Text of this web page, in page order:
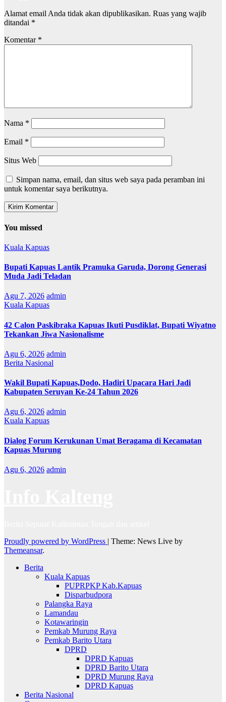
Alamat email Anda tidak akan dipublikasikan. Ruas yang wajib
ditandai *
Komentar *
Nama *
Email *
Situs Web
Simpan nama, email, dan situs web saya pada peramban ini
untuk komentar saya berikutnya.
You missed
Kuala Kapuas
Bupati Kapuas Lantik Pramuka Garuda, Dorong Generasi
Muda Jadi Teladan
Agu 7, 2026 admin
Kuala Kapuas
42 Calon Paskibraka Kapuas Ikuti Pusdiklat, Bupati Wiyatno
Tekankan Jiwa Nasionalisme
Agu 6, 2026 admin
Berita Nasional
Wakil Bupati Kapuas,Dodo, Hadiri Upacara Hari Jadi
Kabupaten Seruyan Ke-24 Tahun 2026
Agu 6, 2026 admin
Kuala Kapuas
Dialog Forum Kerukunan Umat Beragama di Kecamatan
Kapuas Murung
Agu 6, 2026 admin
Proudly powered by WordPress | Theme: News Live by
Themeansar.
Berita
Kuala Kapuas
PUPRPKP Kab.Kapuas
Disparbudpora
Palangka Raya
Lamandau
Kotawaringin
Pemkab Murung Raya
Pemkab Barito Utara
DPRD
DPRD Kapuas
DPRD Barito Utara
DPRD Murung Raya
DPRD Kapuas
Berita Nasional